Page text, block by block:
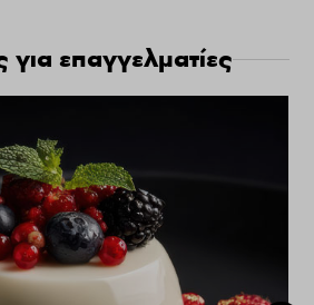
για επαγγελματίες